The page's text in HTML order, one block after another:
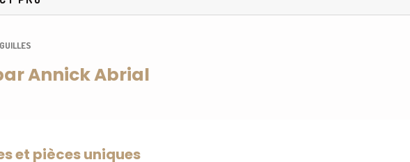
Annick Abrial
et pièces uniques